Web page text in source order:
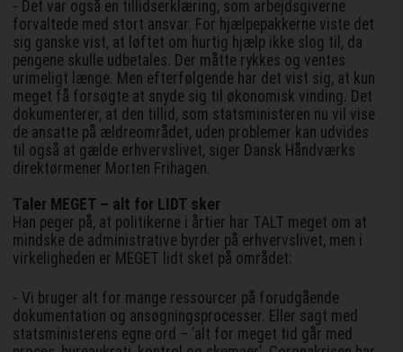
- Det var også en tillidserklæring, som arbejdsgiverne
forvaltede med stort ansvar. For hjælpepakkerne viste det
sig ganske vist, at løftet om hurtig hjælp ikke slog til, da
pengene skulle udbetales. Der måtte rykkes og ventes
urimeligt længe. Men efterfølgende har det vist sig, at kun
meget få forsøgte at snyde sig til økonomisk vinding. Det
dokumenterer, at den tillid, som statsministeren nu vil vise
de ansatte på ældreområdet, uden problemer kan udvides
til også at gælde erhvervslivet, siger Dansk Håndværks
direktørmener Morten Frihagen.
Taler MEGET – alt for LIDT sker
Han peger på, at politikerne i årtier har TALT meget om at
mindske de administrative byrder på erhvervslivet, men i
virkeligheden er MEGET lidt sket på området:
- Vi bruger alt for mange ressourcer på forudgående
dokumentation og ansøgningsprocesser. Eller sagt med
statsministerens egne ord – ’alt for meget tid går med